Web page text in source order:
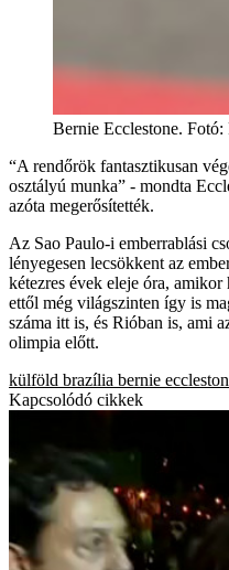
Bernie Ecclestone.
“A rendőrök fantasztikusan
osztályú munka” - mondta
azóta megerősítették.
Az Sao Paulo-i emberrablási
lényegesen lecsökkent az
kétezres évek eleje óra,
ettől még világszinten így is
száma itt is, és Rióban is, ami
olimpia előtt.
külföld brazília bernie
Kapcsolódó cikkek